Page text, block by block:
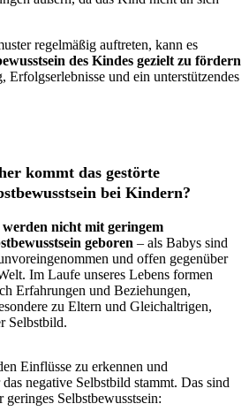
regelmäßig auftreten, kann es
des Kindes gezielt zu fördern
Erfolgserlebnisse und ein unterstützendes
kommt das gestörte
bei Kindern?
nicht mit geringem
geboren – als Babys sind
und offen gegenüber
Im Laufe unseres Lebens formen
Erfahrungen und Beziehungen,
zu Eltern und Gleichaltrigen,
Selbstbild.
Einflüsse zu erkennen und
negative Selbstbild stammt. Das sind
Selbstbewusstsein: